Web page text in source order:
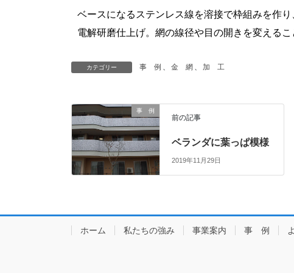
ベースになるステンレス線を溶接で枠組みを作り
電解研磨仕上げ。 網の線径や目の開きを変える
カテゴリー 事 例 、 金 網 、 加 工
事 例
前の記事
ベランダに葉っぱ模様
2019年11月29日
ホーム 私たちの強み 事業案内 事 例